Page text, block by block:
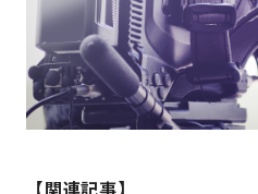
【関連記事】